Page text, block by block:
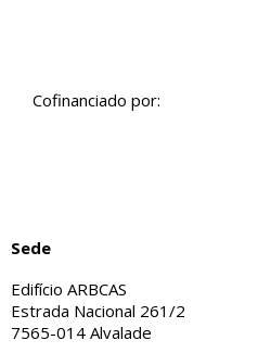
Cofinanciado por:
Sede
Edifício ARBCAS
Estrada Nacional 261/2
7565-014 Alvalade